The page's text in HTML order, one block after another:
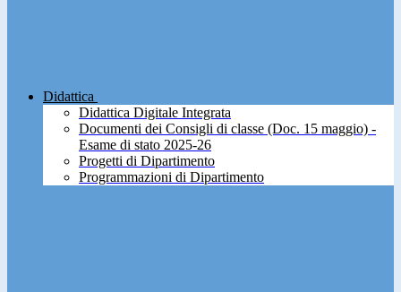
Didattica
Didattica Digitale Integrata
Documenti dei Consigli di classe (Doc. 15 maggio) -
Esame di stato 2025-26
Progetti di Dipartimento
Programmazioni di Dipartimento